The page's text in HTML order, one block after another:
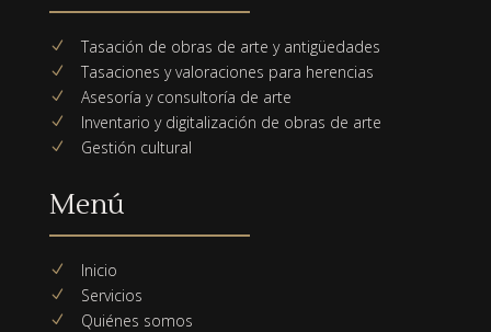
N Tasación de obras de arte y antigüedades
N Tasaciones y valoraciones para herencias
N Asesoría y consultoría de arte
N Inventario y digitalización de obras de arte
N Gestión cultural
Menú
N Inicio
N Servicios
N Quiénes somos